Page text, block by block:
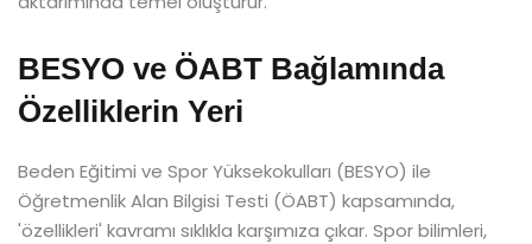
BESYO ve ÖABT Bağlamında
Özelliklerin Yeri
Beden Eğitimi ve Spor Yüksekokulları (BESYO) ile
Öğretmenlik Alan Bilgisi Testi (ÖABT) kapsamında,
'özellikleri' kavramı sıklıkla karşımıza çıkar. Spor bilimleri,